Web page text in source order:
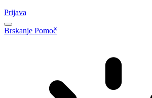
Prijava
Brskanje Pomoč